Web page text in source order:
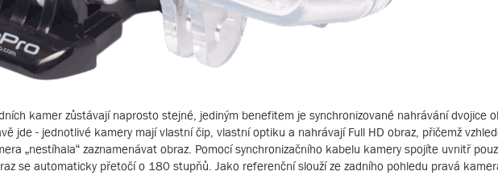
kamer zůstávají naprosto stejné, jediným benefitem je synchronizované nahrávání dvojice
jde - jednotlivé kamery mají vlastní čip, vlastní optiku a nahrávají Full HD obraz, přičemž
„nestíhala“ zaznamenávat obraz. Pomocí synchronizačního kabelu kamery spojíte uvnitř
se automaticky přetočí o 180 stupňů. Jako referenční slouží ze zadního pohledu pravá